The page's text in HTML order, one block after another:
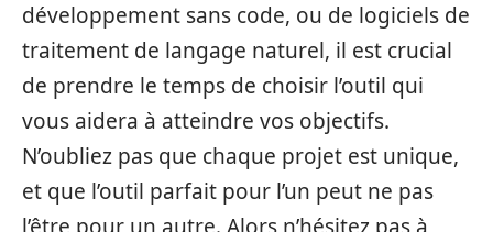
développement sans code, ou de logiciels de
traitement de langage naturel, il est crucial
de prendre le temps de choisir l’outil qui
vous aidera à atteindre vos objectifs.
N’oubliez pas que chaque projet est unique,
et que l’outil parfait pour l’un peut ne pas